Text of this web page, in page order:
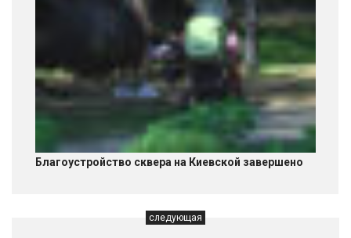
Благоустройство сквера на Киевской завершено
следующая